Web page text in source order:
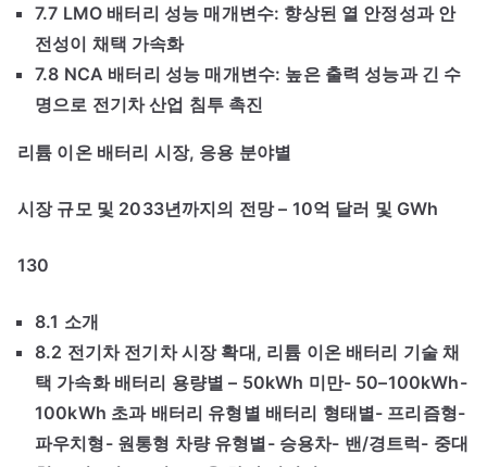
7.7 LMO 배터리 성능 매개변수: 향상된 열 안정성과 안
전성이 채택 가속화
7.8 NCA 배터리 성능 매개변수: 높은 출력 성능과 긴 수
명으로 전기차 산업 침투 촉진
리튬 이온 배터리 시장, 응용 분야별
시장 규모 및 2033년까지의 전망 – 10억 달러 및 GWh
130
8.1 소개
8.2 전기차 전기차 시장 확대, 리튬 이온 배터리 기술 채
택 가속화 배터리 용량별 – 50kWh 미만- 50–100kWh-
100kWh 초과 배터리 유형별 배터리 형태별- 프리즘형-
파우치형- 원통형 차량 유형별- 승용차- 밴/경트럭- 중대